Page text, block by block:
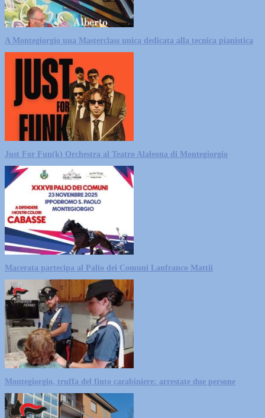
A Montegiorgio una Masterclass unica dedicata alla tecnica pianistica
Just For Fun(k) Orchestra al Teatro Alaleona di Montegiorgio
Macerata partecipa al Palio dei Comuni Lanfranco Mattii
Montegiorgio, truffa del finto carabiniere: arrestate due persone